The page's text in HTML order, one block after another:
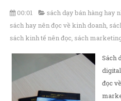
00:01 sách dạy bán hàng hay
sách hay nên đọc về kinh doanh,
sách kinh tế nên đọc, sách
Sách
đọc